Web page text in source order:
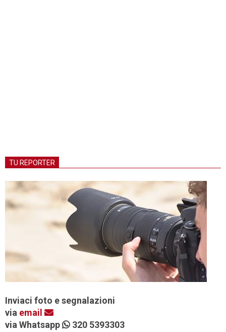
TU REPORTER
Inviaci foto e segnalazioni
via email
via Whatsapp
320 5393303